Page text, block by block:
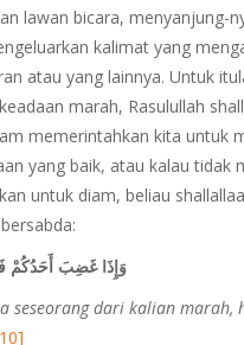
lawan bicara, menyanjung-
kalimat yang
atau yang lainnya. Untuk
marah, Rasulullah
memerintahkan kita untuk
yang baik, atau kalau tidak
untuk diam, beliau
وَإِذَا غَضِبَ أَحَدُكُمْ
seseorang dari kalian marah,